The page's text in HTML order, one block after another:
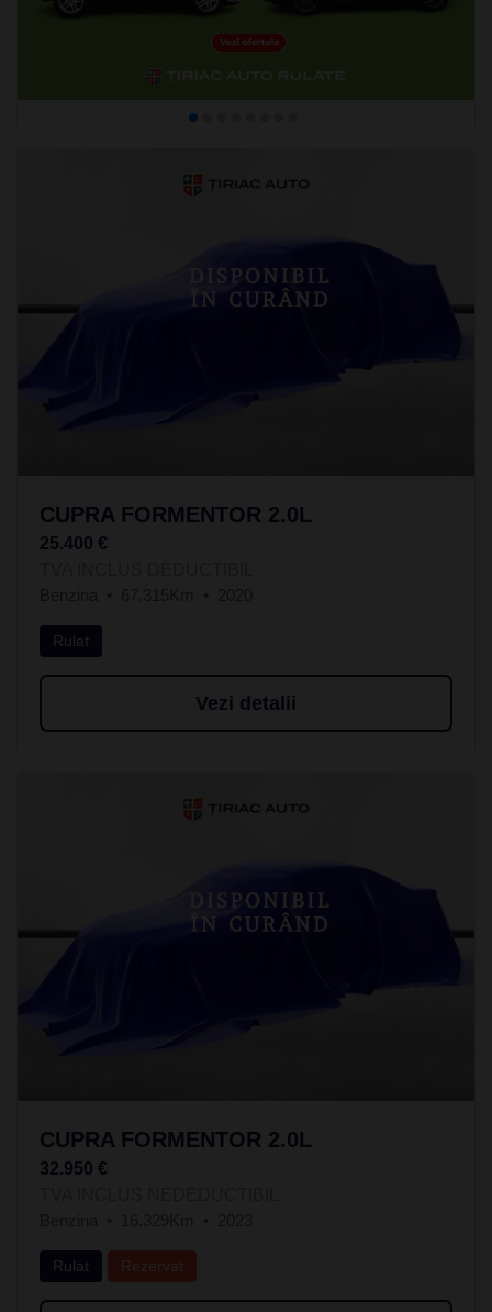
CUPRA FORMENTOR 2.0L
25.400 €
Rulat
Vezi detalii
CUPRA FORMENTOR 2.0L
32.950 €
Rulat Rezervat